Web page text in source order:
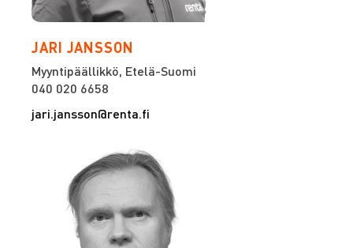
JARI JANSSON
Myyntipäällikkö, Etelä-Suomi
040 020 6658
jari.jansson@renta.fi